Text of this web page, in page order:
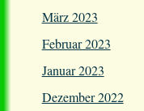
März 2023
Februar 2023
Januar 2023
Dezember 2022